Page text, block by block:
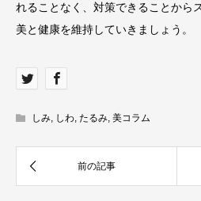
れることなく、対策できることから
美と健康を維持していきましょう。
しみ, しわ, たるみ, 美コラム